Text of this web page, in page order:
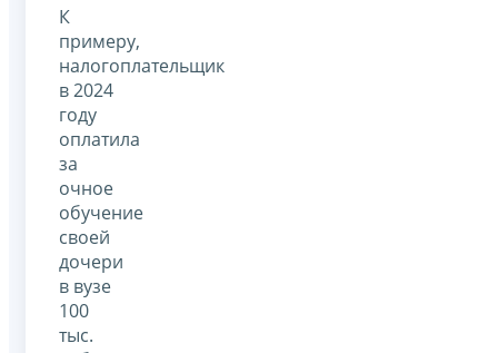
К
примеру,
налогоплательщик
в 2024
году
оплатила
за
очное
обучение
своей
дочери
в вузе
100
тыс.